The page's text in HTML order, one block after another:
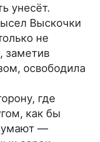
унесёт.
Выскочки
не
заметив
освободила
где
как бы
—